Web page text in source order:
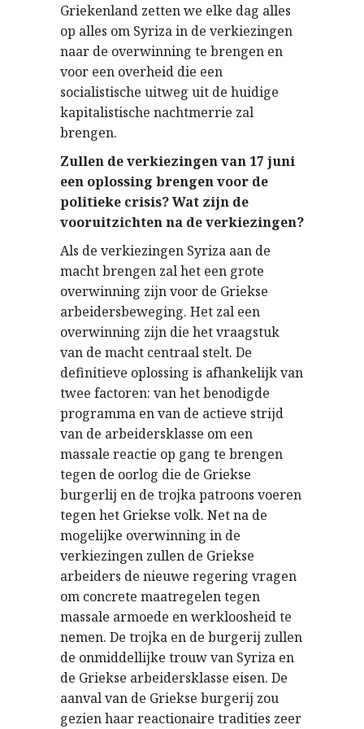
Griekenland zetten we elke dag alles
op alles om Syriza in de verkiezingen
naar de overwinning te brengen en
voor een overheid die een
socialistische uitweg uit de huidige
kapitalistische nachtmerrie zal
brengen.
Zullen de verkiezingen van 17 juni
een oplossing brengen voor de
politieke crisis? Wat zijn de
vooruitzichten na de verkiezingen?
Als de verkiezingen Syriza aan de
macht brengen zal het een grote
overwinning zijn voor de Griekse
arbeidersbeweging. Het zal een
overwinning zijn die het vraagstuk
van de macht centraal stelt. De
definitieve oplossing is afhankelijk van
twee factoren: van het benodigde
programma en van de actieve strijd
van de arbeidersklasse om een
massale reactie op gang te brengen
tegen de oorlog die de Griekse
burgerlij en de trojka patroons voeren
tegen het Griekse volk. Net na de
mogelijke overwinning in de
verkiezingen zullen de Griekse
arbeiders de nieuwe regering vragen
om concrete maatregelen tegen
massale armoede en werkloosheid te
nemen. De trojka en de burgerij zullen
de onmiddellijke trouw van Syriza en
de Griekse arbeidersklasse eisen. De
aanval van de Griekse burgerij zou
gezien haar reactionaire tradities zeer